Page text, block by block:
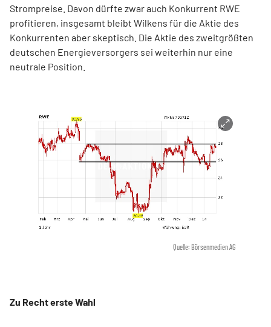
Strompreise. Davon dürfte zwar auch Konkurrent RWE
profitieren, insgesamt bleibt Wilkens für die Aktie des
Konkurrenten aber skeptisch. Die Aktie des zweitgrößten
deutschen Energieversorgers sei weiterhin nur eine
neutrale Position.
Quelle: Börsenmedien AG
Zu Recht erste Wahl